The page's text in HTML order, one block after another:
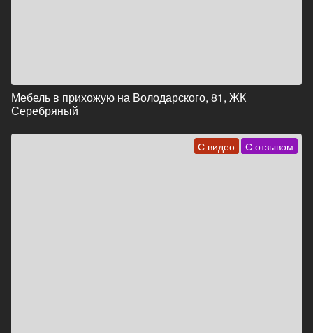
Мебель в прихожую на Володарского, 81, ЖК
Серебряный
С видео С отзывом